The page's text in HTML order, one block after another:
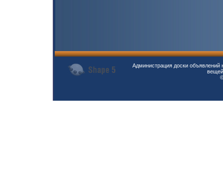
Администрация доски объявлений